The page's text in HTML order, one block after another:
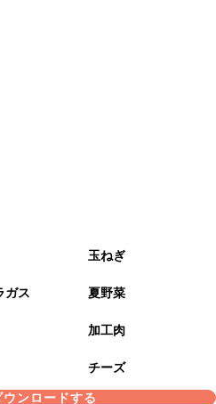
玉ねぎ
ガス 夏野菜
加工肉
チーズ
ンロードする